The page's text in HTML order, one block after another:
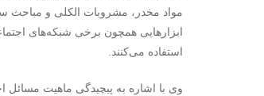
مواد مخدر، مشروبات الکلی و مباحث
استفاده می‌کنند.
وی با اشاره به پیچیدگی ماهیت مسائل